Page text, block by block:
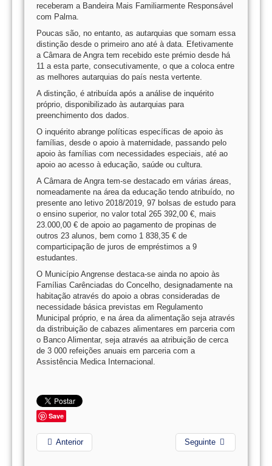
receberam a Bandeira Mais Familiarmente Responsável
com Palma.
Poucas são, no entanto, as autarquias que somam essa
distinção desde o primeiro ano até à data. Efetivamente
a Câmara de Angra tem recebido este prémio desde há
11 a esta parte, consecutivamente, o que a coloca entre
as melhores autarquias do país nesta vertente.
A distinção, é atribuída após a análise de inquérito
próprio, disponibilizado às autarquias para
preenchimento dos dados.
O inquérito abrange políticas específicas de apoio às
famílias, desde o apoio à maternidade, passando pelo
apoio às famílias com necessidades especiais, até ao
apoio ao acesso à educação, saúde ou cultura.
A Câmara de Angra tem-se destacado em várias áreas,
nomeadamente na área da educação tendo atribuído, no
presente ano letivo 2018/2019, 97 bolsas de estudo para
o ensino superior, no valor total 265 392,00 €, mais
23.000,00 € de apoio ao pagamento de propinas de
outros 23 alunos, bem como 1 838,35 € de
comparticipação de juros de empréstimos a 9
estudantes.
O Município Angrense destaca-se ainda no apoio às
Famílias Carênciadas do Concelho, designadamente na
habitação através do apoio a obras consideradas de
necessidade básica previstas em Regulamento
Municipal próprio, e na área da alimentação seja através
da distribuição de cabazes alimentares em parceria com
o Banco Alimentar, seja através aa atribuição de cerca
de 3 000 refeições anuais em parceria com a
Assistência Medica Internacional.
Save
Anterior Seguinte